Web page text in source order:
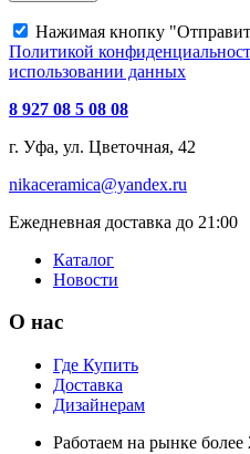
Нажимая кнопку
Политикой
использовании данных
8 927 08 5 08 08
г. Уфа, ул. Цветочная, 42
nikaceramica@yandex.ru
Ежедневная доставка до 21:00
Каталог
Новости
О нас
Где Купить
Доставка
Дизайнерам
Работаем на рынке более